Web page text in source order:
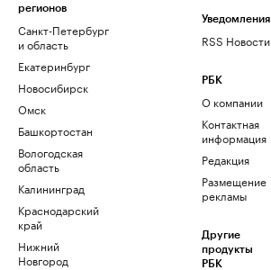
регионов
Санкт-Петербург
и область
Екатеринбург
Новосибирск
Омск
Башкортостан
Вологодская
область
Калининград
Краснодарский
край
Нижний
Новгород
Уведомления
RSS Новости
РБК
О компании
Контактная
информация
Редакция
Размещение
рекламы
Другие
продукты
РБК